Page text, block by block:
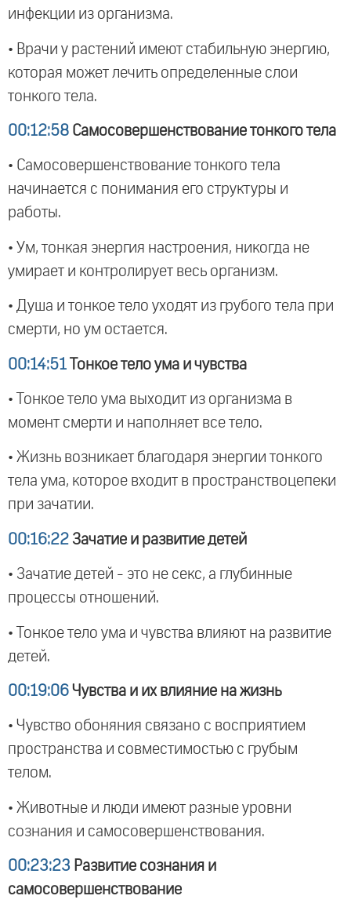
инфекции из организма.
• Врачи у растений имеют стабильную энергию,
которая может лечить определенные слои
тонкого тела.
00:12:58 Самосовершенствование тонкого тела
• Самосовершенствование тонкого тела
начинается с понимания его структуры и
работы.
• Ум, тонкая энергия настроения, никогда не
умирает и контролирует весь организм.
• Душа и тонкое тело уходят из грубого тела при
смерти, но ум остается.
00:14:51 Тонкое тело ума и чувства
• Тонкое тело ума выходит из организма в
момент смерти и наполняет все тело.
• Жизнь возникает благодаря энергии тонкого
тела ума, которое входит в пространствоцепеки
при зачатии.
00:16:22 Зачатие и развитие детей
• Зачатие детей - это не секс, а глубинные
процессы отношений.
• Тонкое тело ума и чувства влияют на развитие
детей.
00:19:06 Чувства и их влияние на жизнь
• Чувство обоняния связано с восприятием
пространства и совместимостью с грубым
телом.
• Животные и люди имеют разные уровни
сознания и самосовершенствования.
00:23:23 Развитие сознания и
самосовершенствование